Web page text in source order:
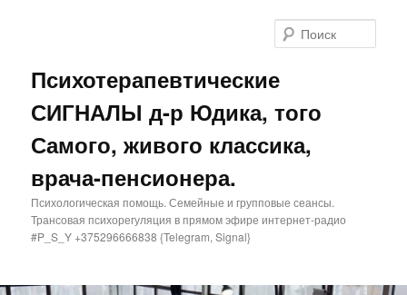
Психотерапевтические
СИГНАЛЫ д-р Юдика, того
Самого, живого классика,
врача-пенсионера.
Психологическая помощь. Семейные и групповые сеансы.
Трансовая психорегуляция в прямом эфире интернет-радио
#P_S_Y +375296666838 {Telegram, Signal}